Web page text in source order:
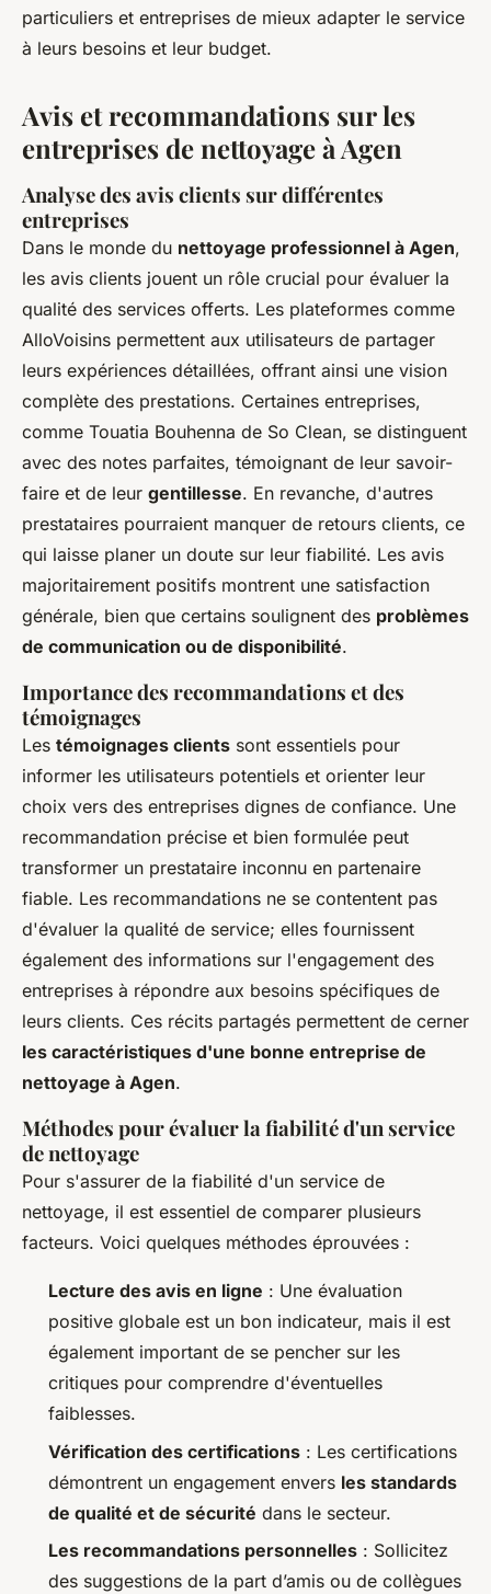
particuliers et entreprises de mieux adapter le service
à leurs besoins et leur budget.
Avis et recommandations sur les
entreprises de nettoyage à Agen
Analyse des avis clients sur différentes
entreprises
Dans le monde du nettoyage professionnel à Agen,
les avis clients jouent un rôle crucial pour évaluer la
qualité des services offerts. Les plateformes comme
AlloVoisins permettent aux utilisateurs de partager
leurs expériences détaillées, offrant ainsi une vision
complète des prestations. Certaines entreprises,
comme Touatia Bouhenna de So Clean, se distinguent
avec des notes parfaites, témoignant de leur savoir-
faire et de leur gentillesse. En revanche, d'autres
prestataires pourraient manquer de retours clients, ce
qui laisse planer un doute sur leur fiabilité. Les avis
majoritairement positifs montrent une satisfaction
générale, bien que certains soulignent des problèmes
de communication ou de disponibilité.
Importance des recommandations et des
témoignages
Les témoignages clients sont essentiels pour
informer les utilisateurs potentiels et orienter leur
choix vers des entreprises dignes de confiance. Une
recommandation précise et bien formulée peut
transformer un prestataire inconnu en partenaire
fiable. Les recommandations ne se contentent pas
d'évaluer la qualité de service; elles fournissent
également des informations sur l'engagement des
entreprises à répondre aux besoins spécifiques de
leurs clients. Ces récits partagés permettent de cerner
les caractéristiques d'une bonne entreprise de
nettoyage à Agen.
Méthodes pour évaluer la fiabilité d'un service
de nettoyage
Pour s'assurer de la fiabilité d'un service de
nettoyage, il est essentiel de comparer plusieurs
facteurs. Voici quelques méthodes éprouvées :
Lecture des avis en ligne : Une évaluation
positive globale est un bon indicateur, mais il est
également important de se pencher sur les
critiques pour comprendre d'éventuelles
faiblesses.
Vérification des certifications : Les certifications
démontrent un engagement envers les standards
de qualité et de sécurité dans le secteur.
Les recommandations personnelles : Sollicitez
des suggestions de la part d’amis ou de collègues